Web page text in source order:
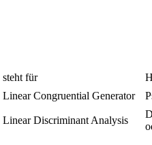
steht für
Linear Congruential Generator
Linear Discriminant Analysis